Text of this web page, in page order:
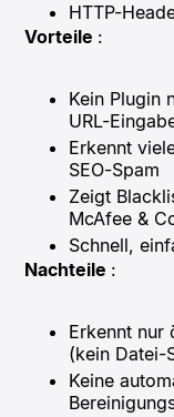
HTTP-
Vorteile :
Kein Plugin
URL-
Erkennt
SEO-Spam
Zeigt
McAfee &
Schnell,
Nachteile :
Erkennt nur
(kein Datei-
Keine